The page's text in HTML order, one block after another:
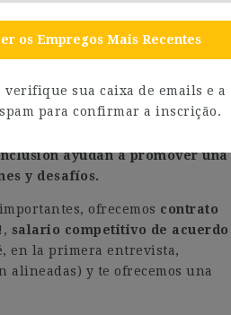
verte crecer.
en la que cada uno gestiona su
importante ponernos cara más
ayudan a promover una
y desafíos.
ofrecemos contrato
salario competitivo de acuerdo
en la primera entrevista,
alineadas) y te ofrecemos una
os Empregos Mais Recentes
verifique sua caixa de emails e a
para confirmar a inscrição.